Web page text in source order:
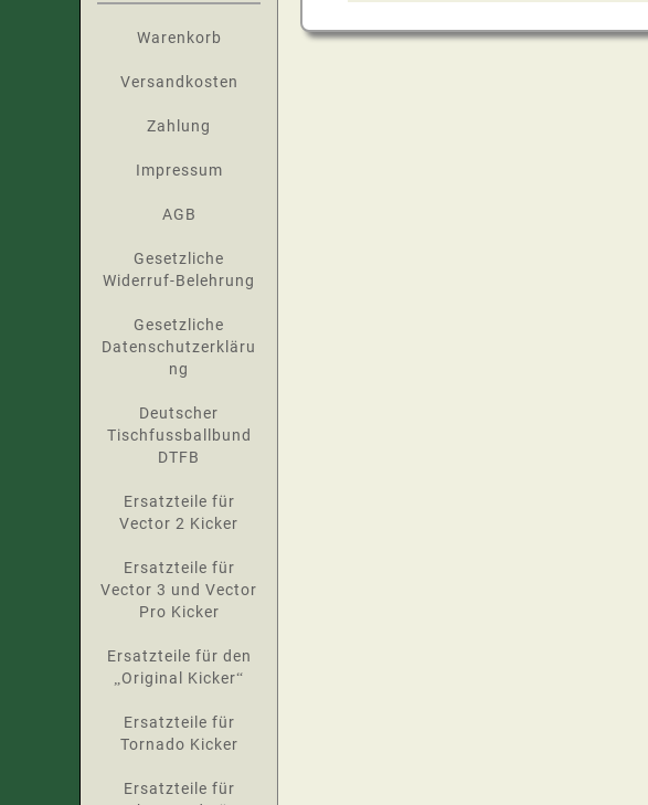
Warenkorb
Versandkosten
Zahlung
Impressum
AGB
Gesetzliche
Widerruf-Belehrung
Gesetzliche
Datenschutzerkläru
ng
Deutscher
Tischfussballbund
DTFB
Ersatzteile für
Vector 2 Kicker
Ersatzteile für
Vector 3 und Vector
Pro Kicker
Ersatzteile für den
„Original Kicker“
Ersatzteile für
Tornado Kicker
Ersatzteile für